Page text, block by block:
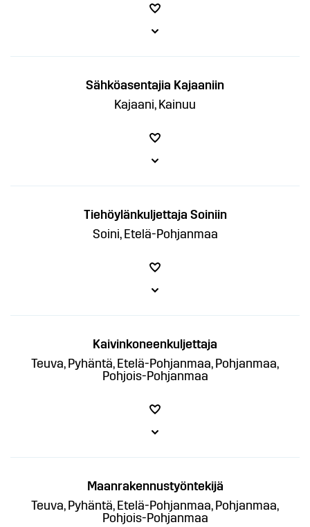
Sähköasentajia Kajaaniin
Kajaani, Kainuu
Tiehöylänkuljettaja Soiniin
Soini, Etelä-Pohjanmaa
Kaivinkoneenkuljettaja
Teuva, Pyhäntä, Etelä-Pohjanmaa, Pohjanmaa,
Pohjois-Pohjanmaa
Maanrakennustyöntekijä
Teuva, Pyhäntä, Etelä-Pohjanmaa, Pohjanmaa,
Pohjois-Pohjanmaa